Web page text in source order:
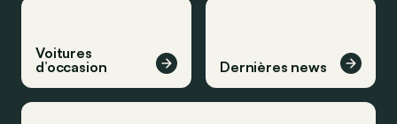
Voitures
d’occasion
Dernières news